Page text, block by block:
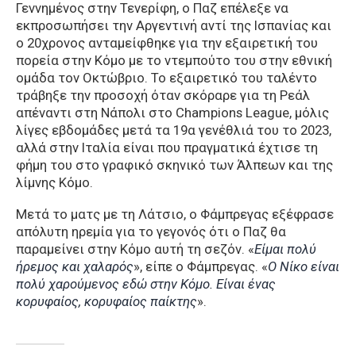
Γεννημένος στην Τενερίφη, ο Παζ επέλεξε να
εκπροσωπήσει την Αργεντινή αντί της Ισπανίας και
ο 20χρονος ανταμείφθηκε για την εξαιρετική του
πορεία στην Κόμο με το ντεμπούτο του στην εθνική
ομάδα τον Οκτώβριο. Το εξαιρετικό του ταλέντο
τράβηξε την προσοχή όταν σκόραρε για τη Ρεάλ
απέναντι στη Νάπολι στο Champions League, μόλις
λίγες εβδομάδες μετά τα 19α γενέθλιά του το 2023,
αλλά στην Ιταλία είναι που πραγματικά έχτισε τη
φήμη του στο γραφικό σκηνικό των Άλπεων και της
λίμνης Κόμο.
Μετά το ματς με τη Λάτσιο, ο Φάμπρεγας εξέφρασε
απόλυτη ηρεμία για το γεγονός ότι ο Παζ θα
παραμείνει στην Κόμο αυτή τη σεζόν. «Είμαι πολύ
ήρεμος και χαλαρός», είπε ο Φάμπρεγας. «Ο Νίκο είναι
πολύ χαρούμενος εδώ στην Κόμο. Είναι ένας
κορυφαίος, κορυφαίος παίκτης».